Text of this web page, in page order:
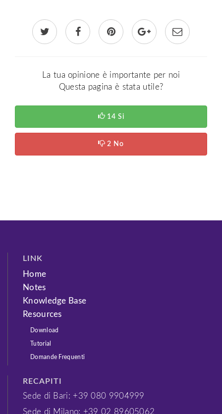
La tua opinione è importante per noi
Questa pagina è stata utile?
14 Si
2 No
LINK
Home
Notes
Knowledge Base
Resources
Download
Tutorial
Domande Frequenti
RECAPITI
Sede di Bari: +39 080 9904999
Sede di Milano: +39 02 89605062